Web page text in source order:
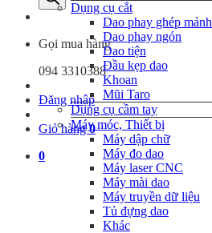
Gọi mua hàng
094 3310388
Đăng nhập
Giỏ hàng0
0
Dụng cụ cắt
Dao phay ghép mảnh
Dao phay ngón
Dao tiện
Đầu kẹp dao
Khoan
Mũi Taro
Dụng cụ cầm tay
Máy móc, Thiết bị
Máy dập chữ
Máy đo dao
Máy laser CNC
Máy mài dao
Máy truyền dữ liệu
Tủ đựng dao
Khác